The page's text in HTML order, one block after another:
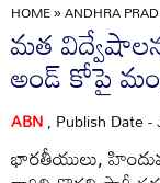
HOME»ANDHRA
మత
అండ్ కోపై
ABN, Publish Date
భారతీయులు,